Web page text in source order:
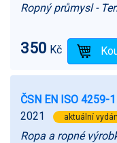
Ropný průmysl -
350 Kč
ČSN EN ISO 4259-
2021
aktuální
Ropa a ropné